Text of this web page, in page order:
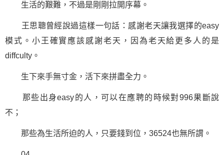
生活的艱難，不過是剛剛拉開序幕。
王思聰曾經說過這樣一句話：感謝老天讓我選擇的easy
模式。小王確實應該感謝老天，因為老天給更多人的是
diffculty。
生下來手無寸金，活下來拼盡全力。
那些出身easy的人，可以在應聘的時候對996果斷說
不；
那些為生活所迫的人，只要錢到位，36524也無所謂。